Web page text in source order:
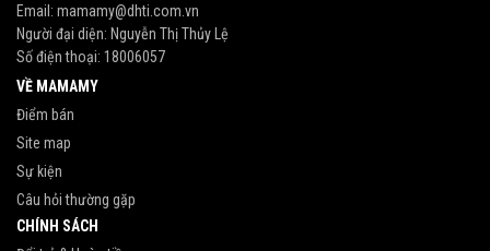
Email: mamamy@dhti.com.vn
Người đại diện: Nguyễn Thị Thủy Lệ
Số điện thoại: 18006057
VỀ MAMAMY
Điểm bán
Site map
Sự kiện
Câu hỏi thường gặp
CHÍNH SÁCH